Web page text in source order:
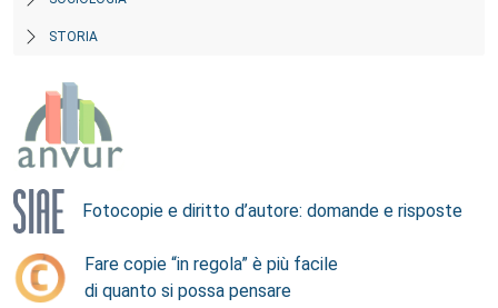
STORIA
Fotocopie e diritto d’autore: domande e risposte
Fare copie “in regola” è più facile
di quanto si possa pensare